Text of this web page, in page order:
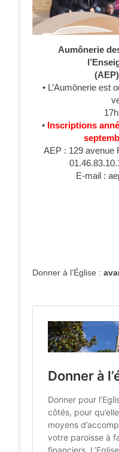
Aumônerie
• L’Aumônerie est
• Inscriptions
AEP : 129 avenue
E-mail :
Donner à l’Église :